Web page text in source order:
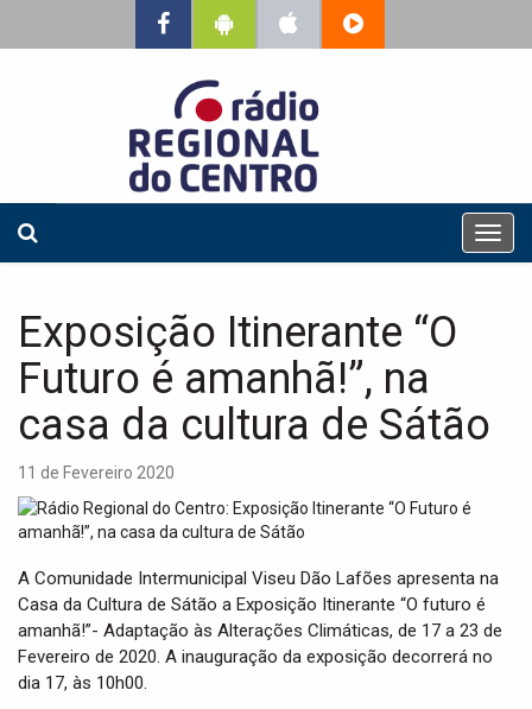
T
o
v
o
Exposição Itinerante “O
Futuro é amanhã!”, na
casa da cultura de Sátão
11 de Fevereiro 2020
A Comunidade Intermunicipal Viseu Dão Lafões apresenta na
Casa da Cultura de Sátão a Exposição Itinerante “O futuro é
amanhã!”- Adaptação às Alterações Climáticas, de 17 a 23 de
Fevereiro de 2020. A inauguração da exposição decorrerá no
dia 17, às 10h00.